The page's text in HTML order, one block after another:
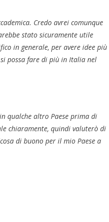
Credo avrei comunque
stato sicuramente utile
in generale, per avere idee più
possa fare di più in Italia nel
qualche altro Paese prima di
chiaramente, quindi valuterò di
di buono per il mio Paese a